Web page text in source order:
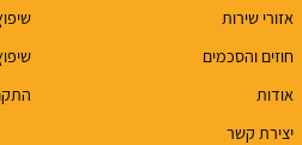
אזורי שירות
חוזים והסכמים
אודות
יצירת קשר